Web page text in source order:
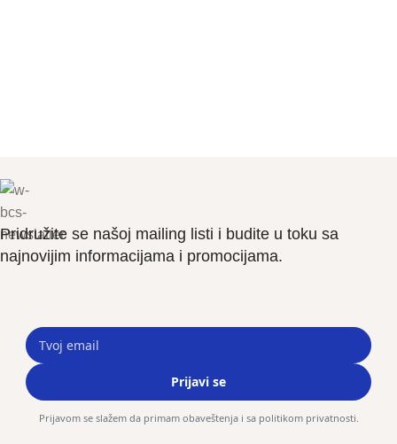
Pridružite se našoj mailing listi i budite u toku sa
najnovijim informacijama i promocijama.
Prijavi se
Prijavom se slažem da primam obaveštenja i sa politikom privatnosti.